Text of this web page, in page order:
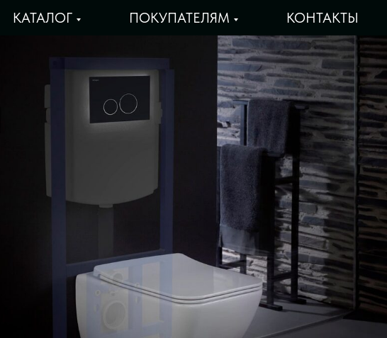
КАТАЛОГ ПОКУПАТЕЛЯМ КОНТАКТЫ